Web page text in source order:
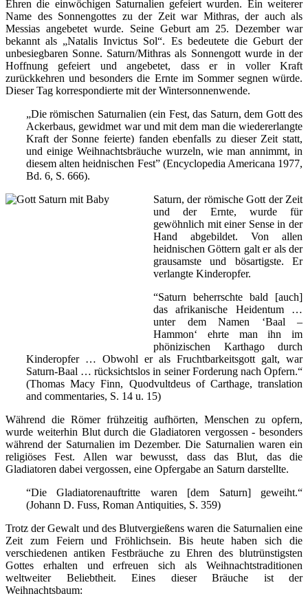
Ehren die einwöchigen Saturnalien gefeiert wurden. Ein weiterer
Name des Sonnengottes zu der Zeit war Mithras, der auch als
Messias angebetet wurde. Seine Geburt am 25. Dezember war
bekannt als „Natalis Invictus Sol“. Es bedeutete die Geburt der
unbesiegbaren Sonne. Saturn/Mithras als Sonnengott wurde in der
Hoffnung gefeiert und angebetet, dass er in voller Kraft
zurückkehren und besonders die Ernte im Sommer segnen würde.
Dieser Tag korrespondierte mit der Wintersonnenwende.
„Die römischen Saturnalien (ein Fest, das Saturn, dem Gott des
Ackerbaus, gewidmet war und mit dem man die wiedererlangte
Kraft der Sonne feierte) fanden ebenfalls zu dieser Zeit statt,
und einige Weihnachtsbräuche wurzeln, wie man annimmt, in
diesem alten heidnischen Fest” (Encyclopedia Americana 1977,
Bd. 6, S. 666).
Saturn, der römische Gott der Zeit
und der Ernte, wurde für
gewöhnlich mit einer Sense in der
Hand abgebildet. Von allen
heidnischen Göttern galt er als der
grausamste und bösartigste. Er
verlangte Kinderopfer.
“Saturn beherrschte bald [auch]
das afrikanische Heidentum …
unter dem Namen ‘Baal –
Hammon‘ ehrte man ihn im
phönizischen Karthago durch
Kinderopfer … Obwohl er als Fruchtbarkeitsgott galt, war
Saturn-Baal … rücksichtslos in seiner Forderung nach Opfern.“
(Thomas Macy Finn, Quodvultdeus of Carthage, translation
and commentaries, S. 14 u. 15)
Während die Römer frühzeitig aufhörten, Menschen zu opfern,
wurde weiterhin Blut durch die Gladiatoren vergossen - besonders
während der Saturnalien im Dezember. Die Saturnalien waren ein
religiöses Fest. Allen war bewusst, dass das Blut, das die
Gladiatoren dabei vergossen, eine Opfergabe an Saturn darstellte.
“Die Gladiatorenauftritte waren [dem Saturn] geweiht.“
(Johann D. Fuss, Roman Antiquities, S. 359)
Trotz der Gewalt und des Blutvergießens waren die Saturnalien eine
Zeit zum Feiern und Fröhlichsein. Bis heute haben sich die
verschiedenen antiken Festbräuche zu Ehren des blutrünstigsten
Gottes erhalten und erfreuen sich als Weihnachtstraditionen
weltweiter Beliebtheit. Eines dieser Bräuche ist der
Weihnachtsbaum: